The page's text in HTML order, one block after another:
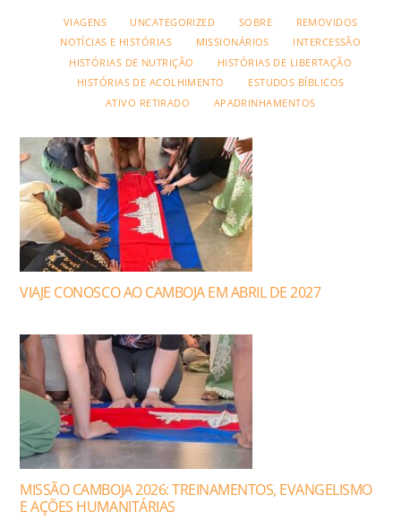
VIAGENS UNCATEGORIZED SOBRE
REMOVIDOS
NOTÍCIAS E HISTÓRIAS
MISSIONÁRIOS
INTERCESSÃO
HISTÓRIAS DE NUTRIÇÃO
HISTÓRIAS DE LIBERTAÇÃO
HISTÓRIAS DE ACOLHIMENTO
ESTUDOS BÍBLICOS
ATIVO RETIRADO
APADRINHAMENTOS
VIAJE CONOSCO AO CAMBOJA EM ABRIL DE 2027
MISSÃO CAMBOJA 2026: TREINAMENTOS, EVANGELISMO
E AÇÕES HUMANITÁRIAS